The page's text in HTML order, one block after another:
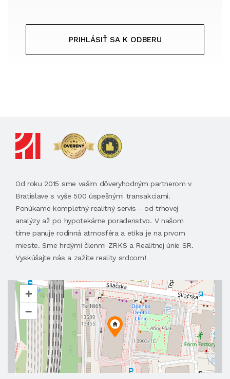
PRIHLÁSIŤ SA K ODBERU
Od roku 2015 sme vašim dôveryhodným partnerom v
Bratislave s vyše 500 úspešnými transakciami.
Ponúkame kompletný realitný servis - od trhovej
analýzy až po hypotekárne poradenstvo. V našom
tíme panuje rodinná atmosféra a etika je na prvom
mieste. Sme hrdými členmi ZRKS a Realitnej únie SR.
Vyskúšajte nás a zažite reality srdcom!
+
–